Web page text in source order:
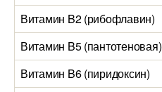
Витамин B2 (рибофлавин)
Витамин B5 (пантотеновая)
Витамин B6 (пиридоксин)